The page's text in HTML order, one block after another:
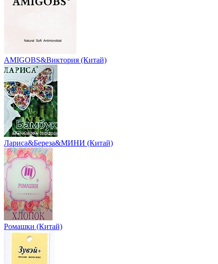
AMIGOBS&Виктория (Китай)
Лариса&Береза&МИНИ (Китай)
Ромашки (Китай)